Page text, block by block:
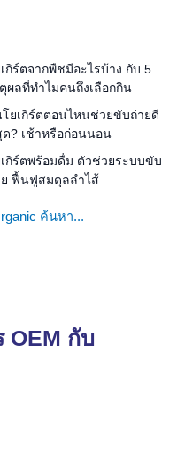
กิร์ตจากพืชมีอะไรบ้าง กับ 5
ผลที่ทำไมคนถึงเลือกกิน
ยเกิร์ตตอนไหนช่วยขับถ่ายดี
? เช้าหรือก่อนนอน
กิร์ตพร้อมดื่ม ตัวช่วยระบบขับ
ย ฟื้นฟูสมดุลลำไส้
ค้นหา...
OEM กับ